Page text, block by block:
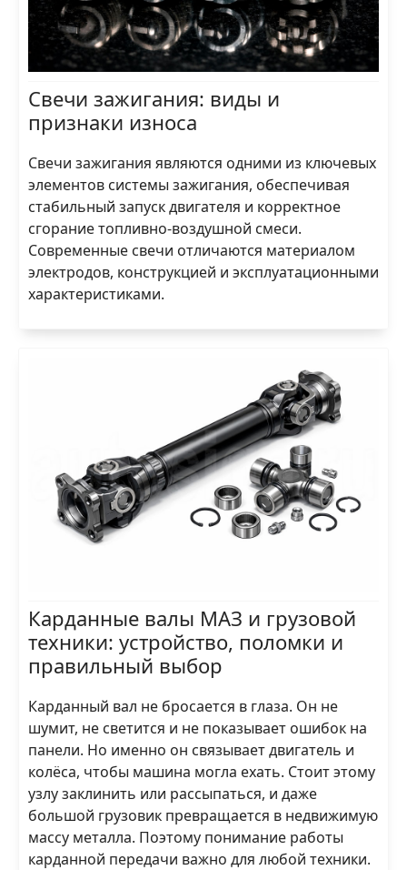
Свечи зажигания: виды и
признаки износа
Свечи зажигания являются одними из ключевых
элементов системы зажигания, обеспечивая
стабильный запуск двигателя и корректное
сгорание топливно-воздушной смеси.
Современные свечи отличаются материалом
электродов, конструкцией и эксплуатационными
характеристиками.
Карданные валы МАЗ и грузовой
техники: устройство, поломки и
правильный выбор
Карданный вал не бросается в глаза. Он не
шумит, не светится и не показывает ошибок на
панели. Но именно он связывает двигатель и
колёса, чтобы машина могла ехать. Стоит этому
узлу заклинить или рассыпаться, и даже
большой грузовик превращается в недвижимую
массу металла. Поэтому понимание работы
карданной передачи важно для любой техники.